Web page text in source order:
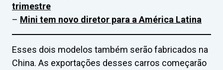
trimestre
– Mini tem novo diretor para a América Latina
Esses dois modelos também serão fabricados na
China. As exportações desses carros começarão